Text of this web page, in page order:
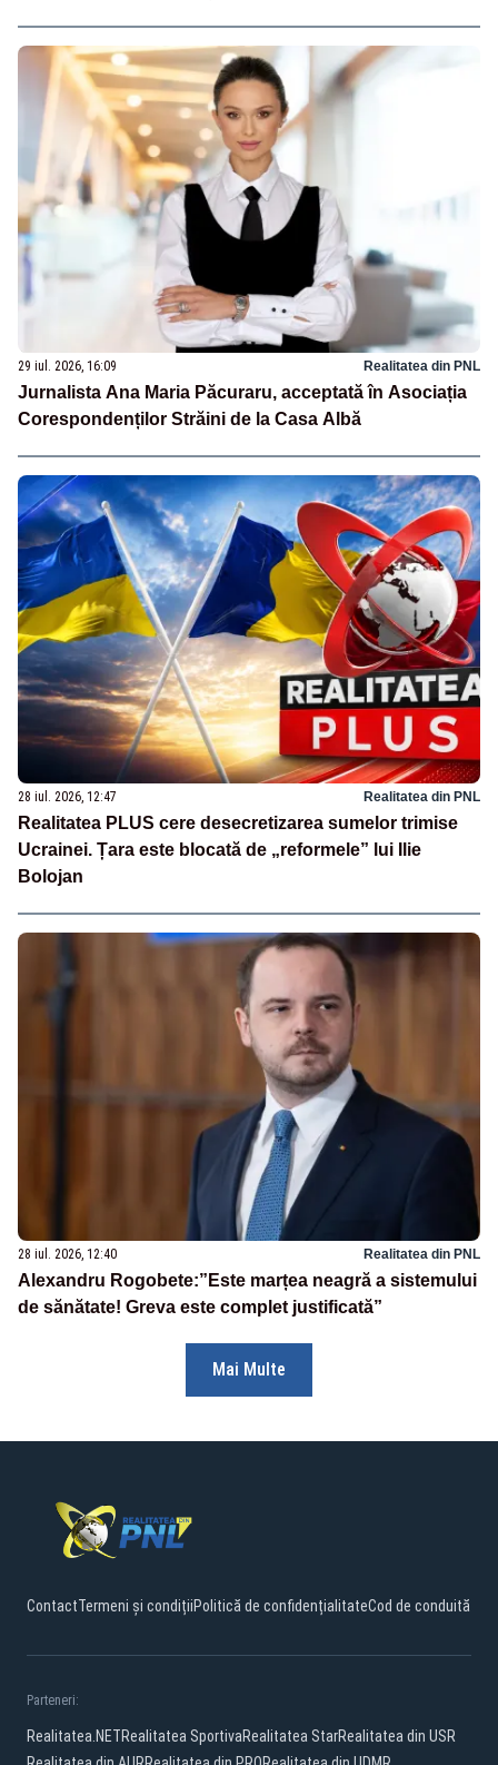
29 iul. 2026, 16:09 Realitatea din PNL
Jurnalista Ana Maria Păcuraru, acceptată în Asociația
Corespondenților Străini de la Casa Albă
28 iul. 2026, 12:47 Realitatea din PNL
Realitatea PLUS cere desecretizarea sumelor trimise
Ucrainei. Țara este blocată de „reformele” lui Ilie
Bolojan
28 iul. 2026, 12:40 Realitatea din PNL
Alexandru Rogobete:”Este marțea neagră a sistemului
de sănătate! Greva este complet justificată”
Mai Multe
ContactTermeni și condițiiPolitică de confidențialitateCod de conduită
Parteneri:
Realitatea.NETRealitatea SportivaRealitatea StarRealitatea din USR